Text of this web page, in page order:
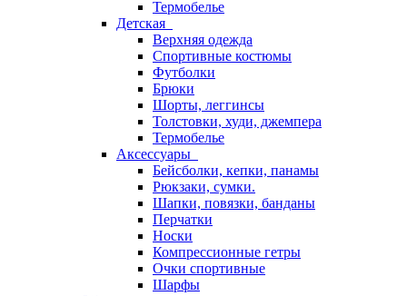
Термобелье
Детская
Верхняя одежда
Спортивные костюмы
Футболки
Брюки
Шорты, леггинсы
Толстовки, худи, джемпера
Термобелье
Аксессуары
Бейсболки, кепки, панамы
Рюкзаки, сумки.
Шапки, повязки, банданы
Перчатки
Носки
Компрессионные гетры
Очки спортивные
Шарфы